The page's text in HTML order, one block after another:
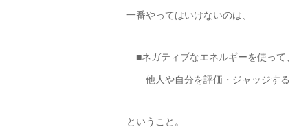
一番やってはいけないのは、
■ネガティブなエネルギーを使って、
他人や自分を評価・ジャッジする
ということ。